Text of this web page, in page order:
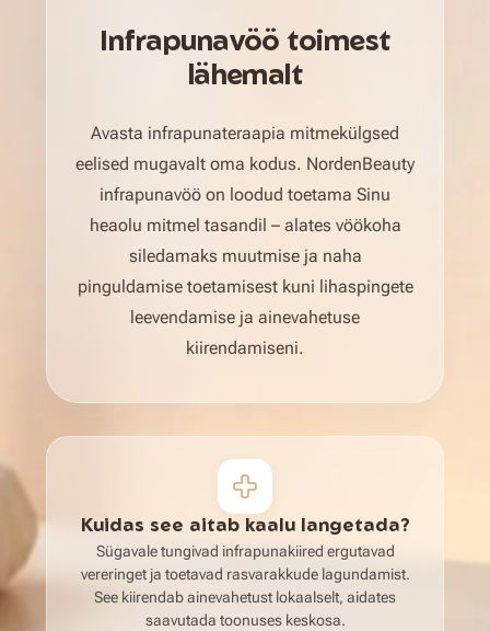
Infrapuna­vöö toimest
lähemalt
Avasta infrapunateraapia mitmekülgsed
eelised mugavalt oma kodus. NordenBeauty
infrapunavöö on loodud toetama Sinu
heaolu mitmel tasandil – alates vöökoha
siledamaks muutmise ja naha
pinguldamise toetamisest kuni lihaspingete
leevendamise ja ainevahetuse
kiirendamiseni.
Kuidas see aitab kaalu langetada?
Sügavale tungivad infrapunakiired ergutavad
vereringet ja toetavad rasvarakkude lagundamist.
See kiirendab ainevahetust lokaalselt, aidates
saavutada toonuses keskosa.